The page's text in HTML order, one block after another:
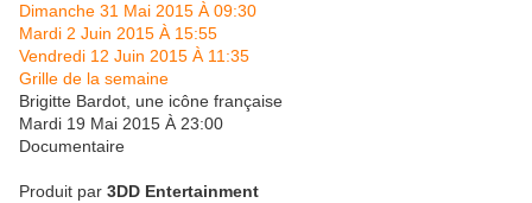
Dimanche 31 Mai 2015 À 09:30
Mardi 2 Juin 2015 À 15:55
Vendredi 12 Juin 2015 À 11:35
Grille de la semaine
Brigitte Bardot, une icône française
Mardi 19 Mai 2015 À 23:00
Documentaire
Produit par 3DD Entertainment